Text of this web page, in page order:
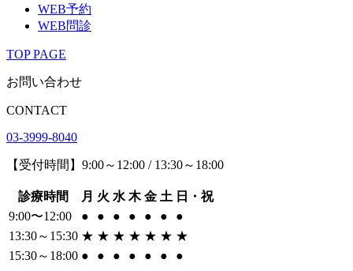
WEB予約
WEB問診
TOP PAGE
お問い合わせ
CONTACT
03-3999-8040
【受付時間】9:00～12:00 / 13:30～18:00
診療時間 月 火 水 木 金 土 日・祝
9:00〜12:00
● ● ● ● ● ●
●
13:30～15:30 ★ ★ ★ ★ ★ ★ ★
15:30～18:00 ● ● ● ● ● ● ●